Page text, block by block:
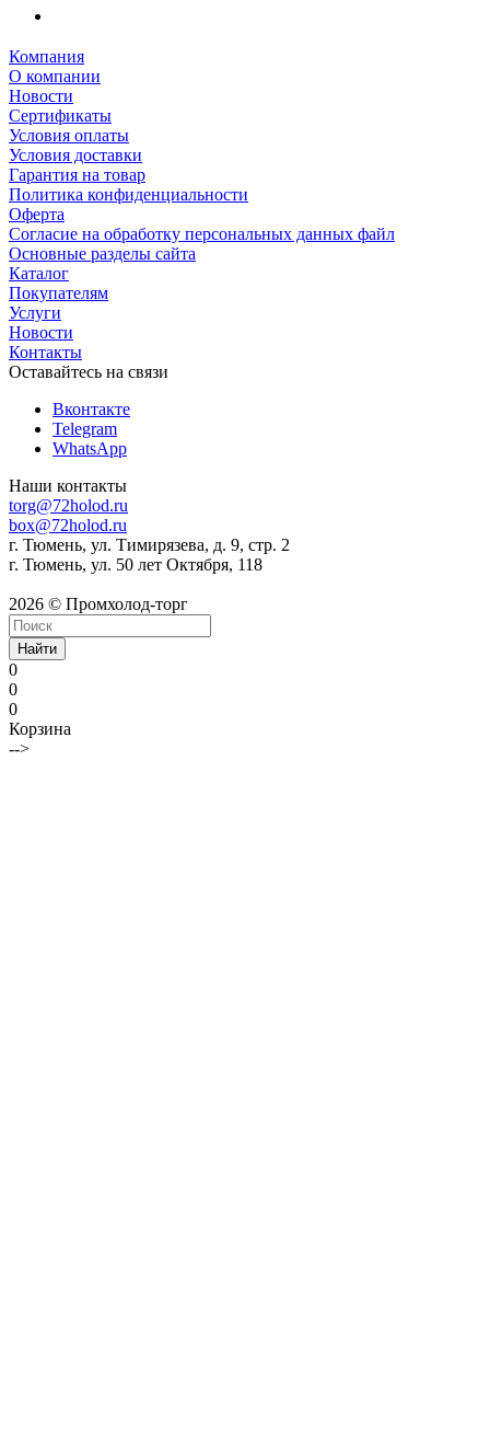
Компания
О компании
Новости
Сертификаты
Условия оплаты
Условия доставки
Гарантия на товар
Политика конфиденциальности
Оферта
Согласие на обработку персональных данных файл
Основные разделы сайта
Каталог
Покупателям
Услуги
Новости
Контакты
Оставайтесь на связи
Вконтакте
Telegram
WhatsApp
Наши контакты
torg@72holod.ru
box@72holod.ru
г. Тюмень, ул. Тимирязева, д. 9, стр. 2
г. Тюмень, ул. 50 лет Октября, 118
2026 © Промхолод-торг
Найти
0
0
0
Корзина
-->